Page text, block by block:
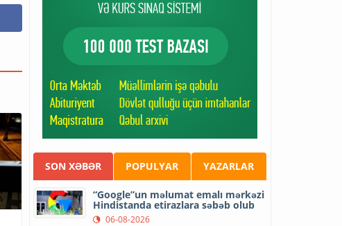
SON XƏBƏR POPULYAR YAZARLAR
“Google”un məlumat emalı mərkəzi
Hindistanda etirazlara səbəb olub
06-08-2026